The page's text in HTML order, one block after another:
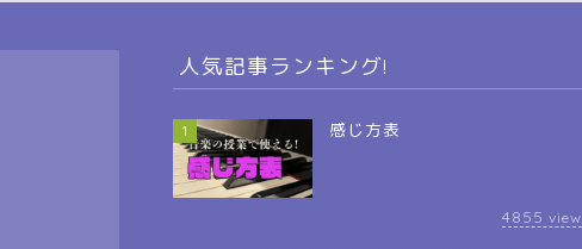
人気記事ランキング!
1 感じ方表
4855 view